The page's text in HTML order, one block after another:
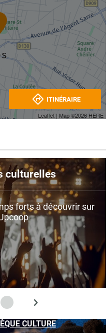
Leaflet | Map ©2026 HERE
ITINÉRAIRE
culturelles
forts à découvrir sur
CULTURE